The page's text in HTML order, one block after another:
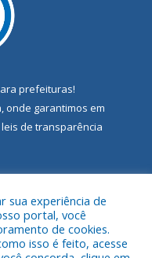
prefeituras!
onde garantimos em
leis de transparência
sua experiência de
portal, você
de cookies.
isso é feito, acesse